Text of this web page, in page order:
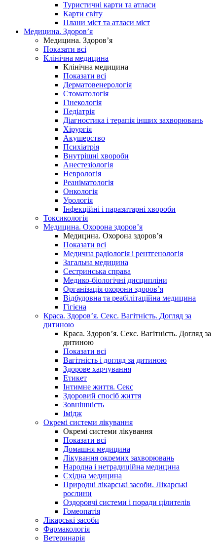
Туристичні карти та атласи
Карти світу
Плани міст та атласи міст
Медицина. Здоров’я
Медицина. Здоров’я
Показати всі
Клінічна медицина
Клінічна медицина
Показати всі
Дерматовенерологія
Стоматологія
Гінекологія
Педіатрія
Діагностика і терапія інших захворювань
Хірургія
Акушерство
Психіатрія
Внутрішні хвороби
Анестезіологія
Неврологія
Реаніматологія
Онкологія
Урологія
Інфекційні і паразитарні хвороби
Токсикологія
Медицина. Охорона здоров’я
Медицина. Охорона здоров’я
Показати всі
Медична радіологія і рентгенологія
Загальна медицина
Сестринська справа
Медико-біологічні дисципліни
Організація охорони здоров’я
Відбудовна та реабілітаційна медицина
Гігієна
Краса. Здоров’я. Секс. Вагітність. Догляд за
дитиною
Краса. Здоров’я. Секс. Вагітність. Догляд за
дитиною
Показати всі
Вагітність і догляд за дитиною
Здорове харчування
Етикет
Інтимне життя. Секс
Здоровий спосіб життя
Зовнішність
Імідж
Окремі системи лікування
Окремі системи лікування
Показати всі
Домашня медицина
Лікування окремих захворювань
Народна і нетрадиційна медицина
Східна медицина
Природні лікарські засоби. Лікарські
рослини
Оздоровчі системи і поради цілителів
Гомеопатія
Лікарські засоби
Фармакологія
Ветеринарія